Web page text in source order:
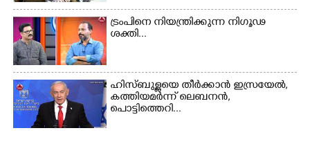
ട്രംപിനെ നിയന്ത്രിക്കുന്ന നിഗൂഢ
ശക്തി...
ഹിസ്ബുള്ളയെ തീർക്കാൻ ഇസ്രയേൽ,
കത്തിയമർന്ന് ലെബനൻ,
പൊട്ടിത്തെറി...
Share this link